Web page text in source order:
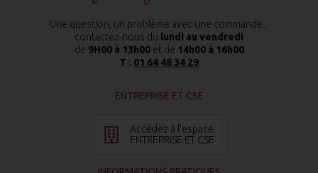
Une question, un problème avec une commande...
contactez-nous du lundi au vendredi
de 9H00 à 13h00et de 14h00 à 16h00
T : 01 64 48 34 29
ENTREPRISE ET CSE
Accédez à l’espace
ENTREPRISE ET CSE